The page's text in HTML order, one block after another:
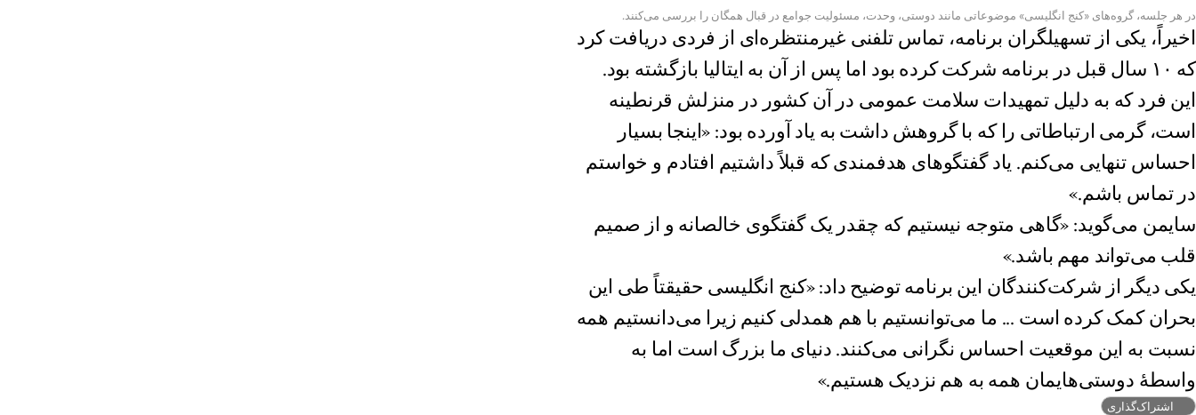
در هر جلسه، گروه‌های «کنج انگلیسی» موضوعاتی مانند دوستی، وحدت، مسئولیت جوامع در قبال همگان را بررسی می‌کنند.
اخیراً، یکی از تسهیلگران برنامه، تماس تلفنی غیرمنتظره‌ای از فردی دریافت کرد
که ۱۰ سال قبل در برنامه شرکت کرده بود اما پس از آن به ایتالیا بازگشته بود.
این فرد که به دلیل تمهیدات سلامت عمومی در آن کشور در منزلش قرنطینه
است، گرمی ارتباطاتی را که با گروهش داشت به یاد آورده بود: «اینجا بسیار
احساس تنهایی می‌کنم. یاد گفتگوهای هدفمندی که قبلاً داشتیم افتادم و خواستم
در تماس باشم.»
سایمن می‌گوید: «گاهی متوجه نیستیم که چقدر یک گفتگوی خالصانه و از صمیم
قلب می‌تواند مهم باشد.»
یکی دیگر از شرکت‌کنندگان این برنامه توضیح داد: «کنج انگلیسی حقیقتاً طی این
بحران کمک کرده است ... ما می‌توانستیم با هم همدلی کنیم زیرا می‌دانستیم همه
نسبت به این موقعیت احساس نگرانی می‌کنند. دنیای ما بزرگ است اما به
واسطهٔ دوستی‌هایمان همه به هم نزدیک هستیم.»
اشتراک‌گذاری